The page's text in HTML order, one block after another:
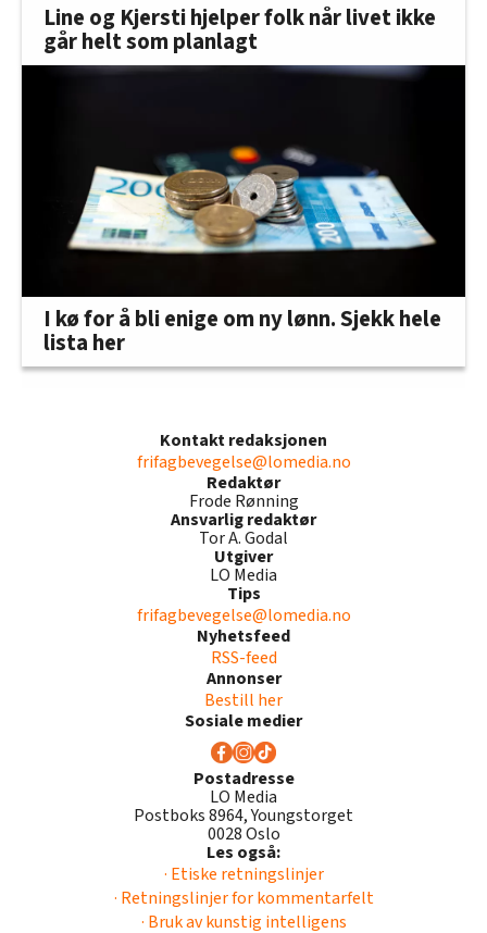
Line og Kjersti hjelper folk når livet ikke
går helt som planlagt
I kø for å bli enige om ny lønn. Sjekk hele
lista her
Kontakt redaksjonen
frifagbevegelse@lomedia.no
Redaktør
Frode Rønning
Ansvarlig redaktør
Tor A. Godal
Utgiver
LO Media
Tips
frifagbevegelse@lomedia.no
Nyhetsfeed
RSS-feed
Annonser
Bestill her
Sosiale medier
Postadresse
LO Media
Postboks 8964, Youngstorget
0028 Oslo
Les også:
· Etiske retningslinjer
· Retningslinjer for kommentarfelt
· Bruk av kunstig intelligens